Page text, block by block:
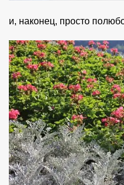
и, наконец, просто